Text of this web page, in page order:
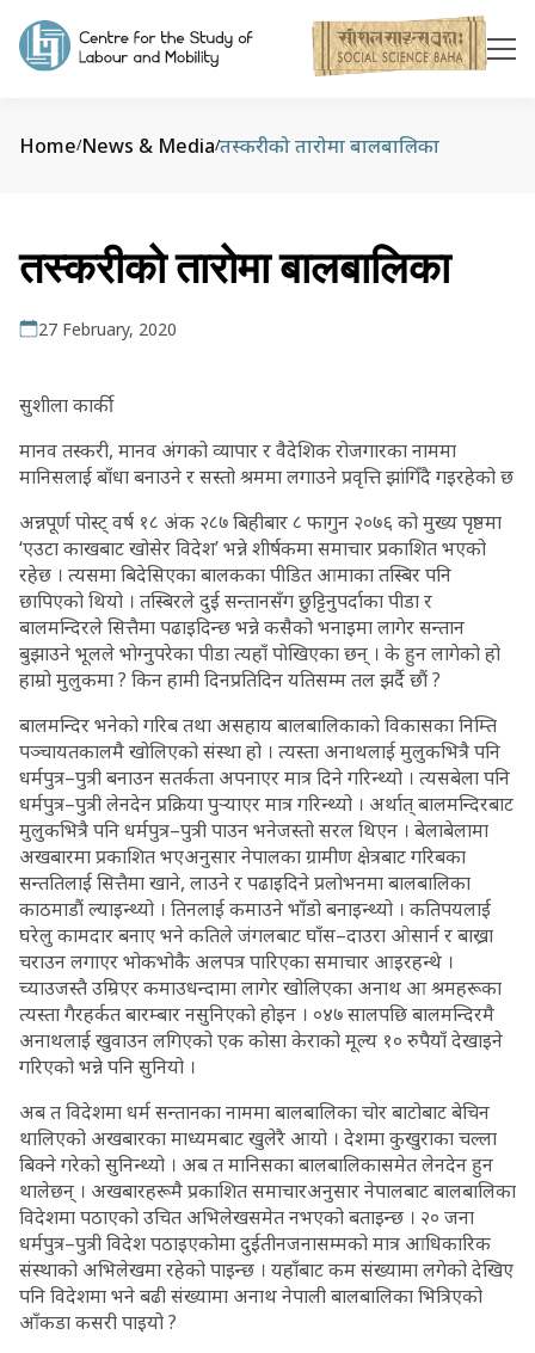
Home/News & Media/तस्करीको तारोमा बालबालिका
तस्करीको तारोमा बालबालिका
27 February, 2020
सुशीला कार्की
मानव तस्करी, मानव अंगको व्यापार र वैदेशिक रोजगारका नाममा
मानिसलाई बाँधा बनाउने र सस्तो श्रममा लगाउने प्रवृत्ति झांगिँदै गइरहेको छ
अन्नपूर्ण पोस्ट् वर्ष १८ अंक २८७ बिहीबार ८ फागुन २०७६ को मुख्य पृष्ठमा
‘एउटा काखबाट खोसेर विदेश’ भन्ने शीर्षकमा समाचार प्रकाशित भएको
रहेछ । त्यसमा बिदेसिएका बालकका पीडित आमाका तस्बिर पनि
छापिएको थियो । तस्बिरले दुई सन्तानसँग छुट्टिनुपर्दाका पीडा र
बालमन्दिरले सित्तैमा पढाइदिन्छ भन्ने कसैको भनाइमा लागेर सन्तान
बुझाउने भूलले भोग्नुपरेका पीडा त्यहाँ पोखिएका छन् । के हुन लागेको हो
हाम्रो मुलुकमा ? किन हामी दिनप्रतिदिन यतिसम्म तल झर्दै छौं ?
बालमन्दिर भनेको गरिब तथा असहाय बालबालिकाको विकासका निम्ति
पञ्चायतकालमै खोलिएको संस्था हो । त्यस्ता अनाथलाई मुलुकभित्रै पनि
धर्मपुत्र–पुत्री बनाउन सतर्कता अपनाएर मात्र दिने गरिन्थ्यो । त्यसबेला पनि
धर्मपुत्र–पुत्री लेनदेन प्रक्रिया पुर्‍याएर मात्र गरिन्थ्यो । अर्थात् बालमन्दिरबाट
मुलुकभित्रै पनि धर्मपुत्र–पुत्री पाउन भनेजस्तो सरल थिएन । बेलाबेलामा
अखबारमा प्रकाशित भएअनुसार नेपालका ग्रामीण क्षेत्रबाट गरिबका
सन्ततिलाई सित्तैमा खाने, लाउने र पढाइदिने प्रलोभनमा बालबालिका
काठमाडौं ल्याइन्थ्यो । तिनलाई कमाउने भाँडो बनाइन्थ्यो । कतिपयलाई
घरेलु कामदार बनाए भने कतिले जंगलबाट घाँस–दाउरा ओसार्न र बाख्रा
चराउन लगाएर भोकभोकै अलपत्र पारिएका समाचार आइरहन्थे ।
च्याउजस्तै उम्रिएर कमाउधन्दामा लागेर खोलिएका अनाथ आ श्रमहरूका
त्यस्ता गैरहर्कत बारम्बार नसुनिएको होइन । ०४७ सालपछि बालमन्दिरमै
अनाथलाई खुवाउन लगिएको एक कोसा केराको मूल्य १० रुपैयाँ देखाइने
गरिएको भन्ने पनि सुनियो ।
अब त विदेशमा धर्म सन्तानका नाममा बालबालिका चोर बाटोबाट बेचिन
थालिएको अखबारका माध्यमबाट खुलेरै आयो । देशमा कुखुराका चल्ला
बिक्ने गरेको सुनिन्थ्यो । अब त मानिसका बालबालिकासमेत लेनदेन हुन
थालेछन् । अखबारहरूमै प्रकाशित समाचारअनुसार नेपालबाट बालबालिका
विदेशमा पठाएको उचित अभिलेखसमेत नभएको बताइन्छ । २० जना
धर्मपुत्र–पुत्री विदेश पठाइएकोमा दुईतीनजनासम्मको मात्र आधिकारिक
संस्थाको अभिलेखमा रहेको पाइन्छ । यहाँबाट कम संख्यामा लगेको देखिए
पनि विदेशमा भने बढी संख्यामा अनाथ नेपाली बालबालिका भित्रिएको
आँकडा कसरी पाइयो ?